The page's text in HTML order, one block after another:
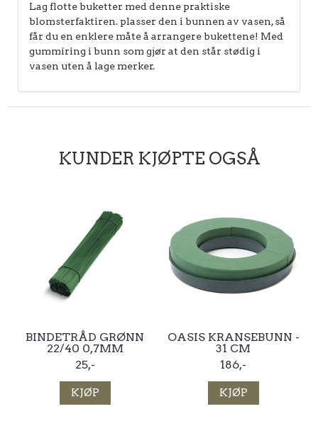
Lag flotte buketter med denne praktiske
blomsterfaktiren. plasser den i bunnen av vasen, så
får du en enklere måte å arrangere bukettene! Med
gummiring i bunn som gjør at den står stødig i
vasen uten å lage merker.
KUNDER KJØPTE OGSÅ
BINDETRÅD GRØNN
22/40 0,7MM
25,-
KJØP
OASIS KRANSEBUNN -
31 CM
186,-
KJØP